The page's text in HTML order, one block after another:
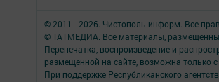
© 2011 - 2026. Чистополь-информ. Все
© ТАТМЕДИА. Все материалы,
Перепечатка, воспроизведение и
размещенной на сайте, возможна только
При поддержке Республиканского